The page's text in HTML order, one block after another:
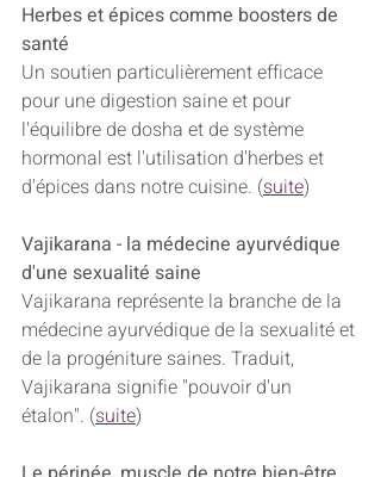
Herbes et épices comme boosters de
santé
Un soutien particulièrement efficace
pour une digestion saine et pour
l'équilibre de dosha et de système
hormonal est l'utilisation d'herbes et
d'épices dans notre cuisine. (suite)
Vajikarana - la médecine ayurvédique
d'une sexualité saine
Vajikarana représente la branche de la
médecine ayurvédique de la sexualité et
de la progéniture saines. Traduit,
Vajikarana signifie "pouvoir d'un
étalon". (suite)